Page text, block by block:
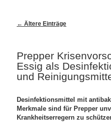
Post navigation
← Ältere Einträge
Prepper
Essig als
und
Desinfektionsmittel mit
Merkmale sind für Prepper
Krankheitserregern zu